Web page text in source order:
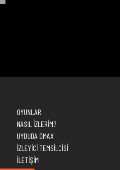
OYUNLAR
NASIL İZLERİM?
UYDUDA DMAX
İZLEYİCİ TEMSİLCİSİ
İLETİŞİM